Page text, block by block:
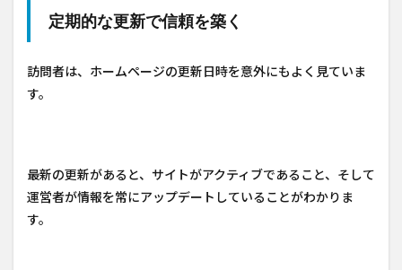
定期的な更新で信頼を築く
訪問者は、ホームページの更新日時を意外にもよく見ていま
す。
最新の更新があると、サイトがアクティブであること、そして
運営者が情報を常にアップデートしていることがわかりま
す。